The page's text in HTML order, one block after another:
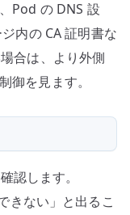
Pod の DNS 設
内の CA 証明書な
合は、より外側
を見ます。
認します。
きない」と出るこ